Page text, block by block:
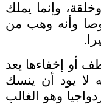
وإنما يملك
وأنه وهب من
أو إخفاءها يعد
لا يود أن ينسك
وهو الغالب